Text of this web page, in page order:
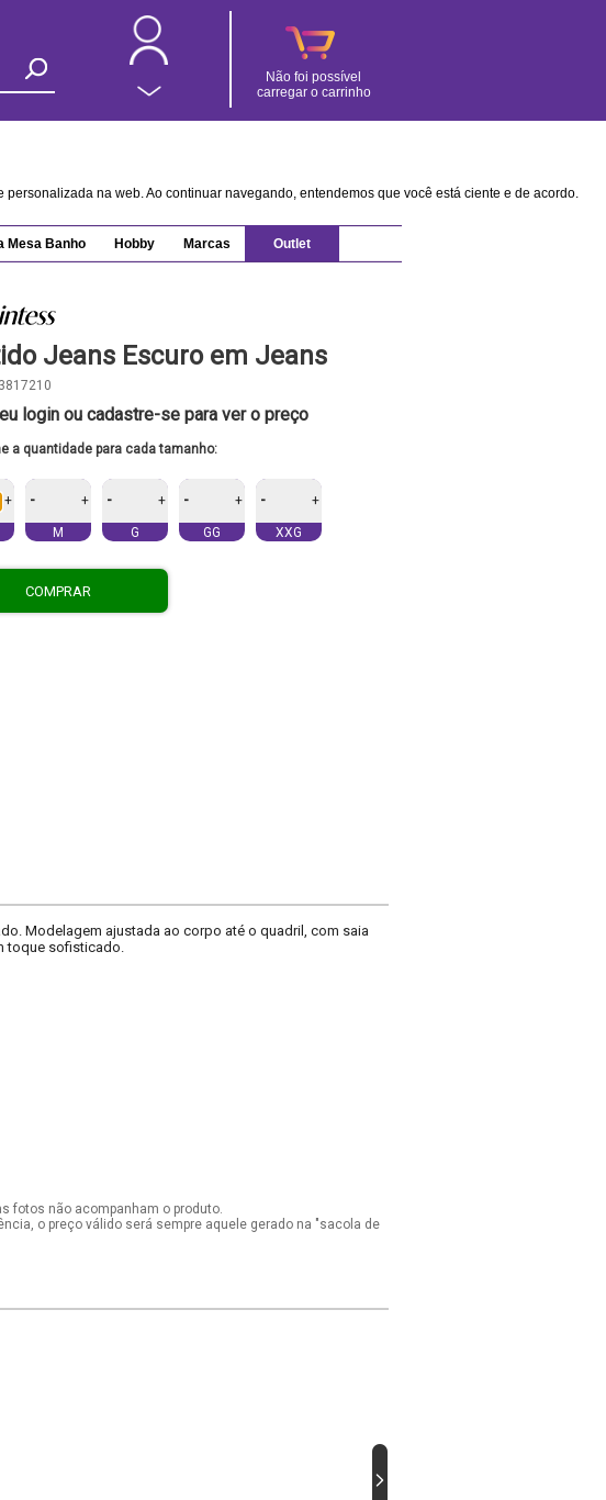
Não foi possível
carregar o carrinho
na web. Ao continuar navegando, entendemos que você está ciente e de acordo.
Mesa Banho Hobby Marcas Outlet
Jeans Escuro em Jeans
3817210
login ou cadastre-se para ver o preço
a quantidade para cada tamanho:
+ - +
M
- +
G
- +
GG
- +
XXG
COMPRAR
Modelagem ajustada ao corpo até o quadril, com saia
toque sofisticado.
fotos não acompanham o produto.
o preço válido será sempre aquele gerado na "sacola de